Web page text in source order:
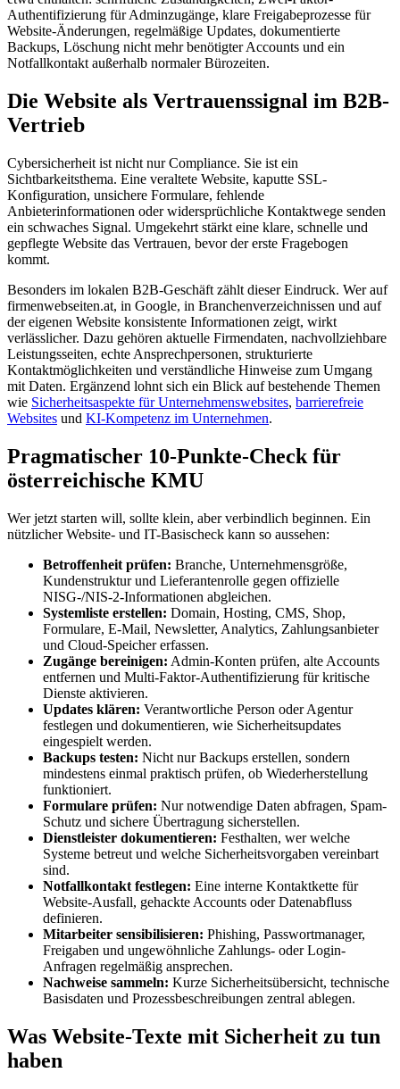
Authentifizierung für Adminzugänge, klare Freigabeprozesse für
Website-Änderungen, regelmäßige Updates, dokumentierte
Backups, Löschung nicht mehr benötigter Accounts und ein
Notfallkontakt außerhalb normaler Bürozeiten.
Die Website als Vertrauenssignal im B2B-
Vertrieb
Cybersicherheit ist nicht nur Compliance. Sie ist ein
Sichtbarkeitsthema. Eine veraltete Website, kaputte SSL-
Konfiguration, unsichere Formulare, fehlende
Anbieterinformationen oder widersprüchliche Kontaktwege senden
ein schwaches Signal. Umgekehrt stärkt eine klare, schnelle und
gepflegte Website das Vertrauen, bevor der erste Fragebogen
kommt.
Besonders im lokalen B2B-Geschäft zählt dieser Eindruck. Wer auf
firmenwebseiten.at, in Google, in Branchenverzeichnissen und auf
der eigenen Website konsistente Informationen zeigt, wirkt
verlässlicher. Dazu gehören aktuelle Firmendaten, nachvollziehbare
Leistungsseiten, echte Ansprechpersonen, strukturierte
Kontaktmöglichkeiten und verständliche Hinweise zum Umgang
mit Daten. Ergänzend lohnt sich ein Blick auf bestehende Themen
wie Sicherheitsaspekte für Unternehmenswebsites, barrierefreie
Websites und KI-Kompetenz im Unternehmen.
Pragmatischer 10-Punkte-Check für
österreichische KMU
Wer jetzt starten will, sollte klein, aber verbindlich beginnen. Ein
nützlicher Website- und IT-Basischeck kann so aussehen:
Betroffenheit prüfen: Branche, Unternehmensgröße,
Kundenstruktur und Lieferantenrolle gegen offizielle
NISG-/NIS-2-Informationen abgleichen.
Systemliste erstellen: Domain, Hosting, CMS, Shop,
Formulare, E-Mail, Newsletter, Analytics, Zahlungsanbieter
und Cloud-Speicher erfassen.
Zugänge bereinigen: Admin-Konten prüfen, alte Accounts
entfernen und Multi-Faktor-Authentifizierung für kritische
Dienste aktivieren.
Updates klären: Verantwortliche Person oder Agentur
festlegen und dokumentieren, wie Sicherheitsupdates
eingespielt werden.
Backups testen: Nicht nur Backups erstellen, sondern
mindestens einmal praktisch prüfen, ob Wiederherstellung
funktioniert.
Formulare prüfen: Nur notwendige Daten abfragen, Spam-
Schutz und sichere Übertragung sicherstellen.
Dienstleister dokumentieren: Festhalten, wer welche
Systeme betreut und welche Sicherheitsvorgaben vereinbart
sind.
Notfallkontakt festlegen: Eine interne Kontaktkette für
Website-Ausfall, gehackte Accounts oder Datenabfluss
definieren.
Mitarbeiter sensibilisieren: Phishing, Passwortmanager,
Freigaben und ungewöhnliche Zahlungs- oder Login-
Anfragen regelmäßig ansprechen.
Nachweise sammeln: Kurze Sicherheitsübersicht, technische
Basisdaten und Prozessbeschreibungen zentral ablegen.
Was Website-Texte mit Sicherheit zu tun
haben